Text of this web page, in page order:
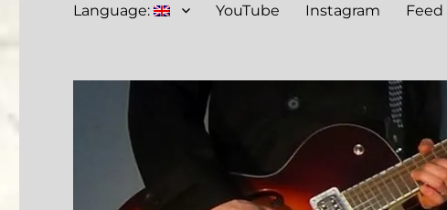
Language: YouTube Instagram Feed